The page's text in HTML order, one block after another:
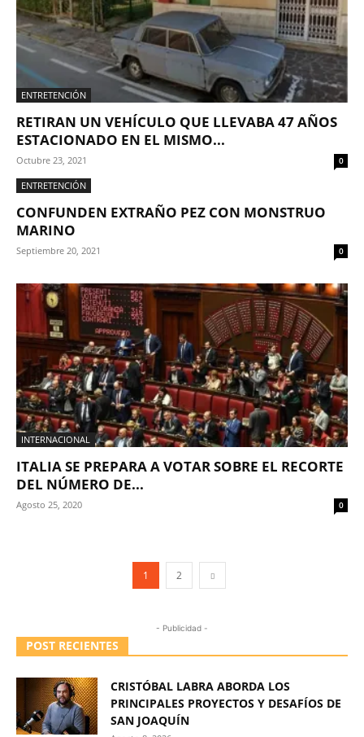
ENTRETENCIÓN
RETIRAN UN VEHÍCULO QUE LLEVABA 47 AÑOS
ESTACIONADO EN EL MISMO...
Octubre 23, 2021 0
ENTRETENCIÓN
CONFUNDEN EXTRAÑO PEZ CON MONSTRUO
MARINO
Septiembre 20, 2021 0
INTERNACIONAL
ITALIA SE PREPARA A VOTAR SOBRE EL RECORTE
DEL NÚMERO DE...
Agosto 25, 2020 0
1 2
- Publicidad -
POST RECIENTES
CRISTÓBAL LABRA ABORDA LOS
PRINCIPALES PROYECTOS Y DESAFÍOS DE
SAN JOAQUÍN